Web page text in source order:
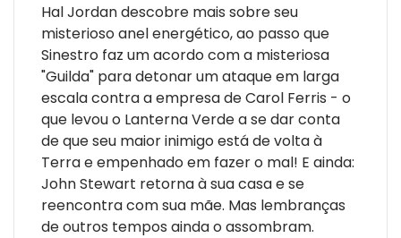
Hal Jordan descobre mais sobre seu
misterioso anel energético, ao passo que
Sinestro faz um acordo com a misteriosa
"Guilda" para detonar um ataque em larga
escala contra a empresa de Carol Ferris - o
que levou o Lanterna Verde a se dar conta
de que seu maior inimigo está de volta à
Terra e empenhado em fazer o mal! E ainda:
John Stewart retorna à sua casa e se
reencontra com sua mãe. Mas lembranças
de outros tempos ainda o assombram.